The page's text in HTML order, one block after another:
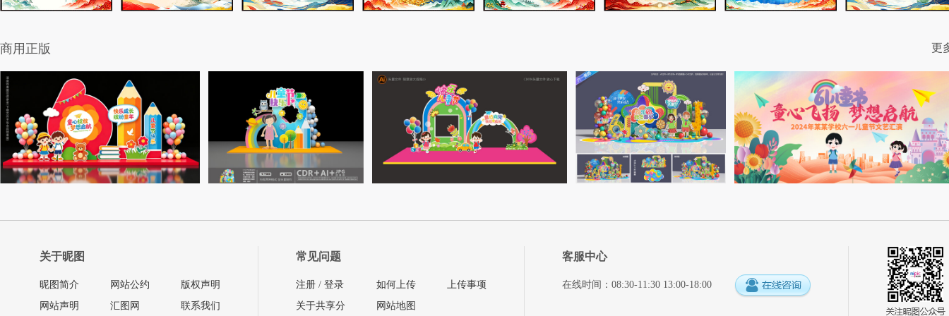
商用正版 更
关于昵图
昵图简介
网站声明
网站公约
汇图网
版权声明
联系我们
常见问题
注册 / 登录
关于共享分
如何上传
网站地图
上传事项
客服中心
在线时间：08:30-11:30 13:00-18:00